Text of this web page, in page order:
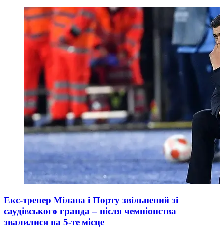
Екс-тренер Мілана і Порту звільнений зі
саудівського гранда – після чемпіонства
звалилися на 5-те місце